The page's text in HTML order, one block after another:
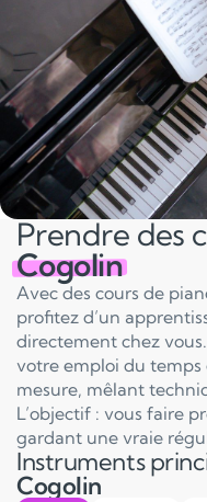
Prendre des
Cogolin
Avec des cours de
profitez d’un
directement chez
votre emploi du temps
mesure, mêlant
L’objectif : vous faire
gardant une vraie
Instruments
Cogolin